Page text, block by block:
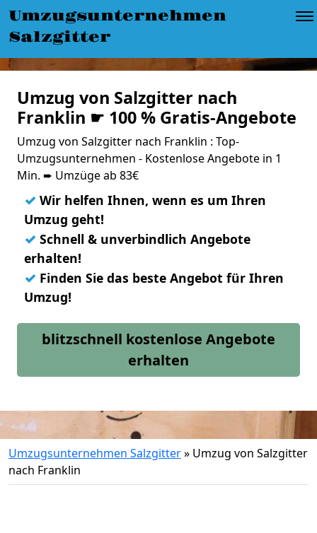
Umzugsunternehmen
Salzgitter
Umzug von Salzgitter nach
Franklin ☛ 100 % Gratis-Angebote
Umzug von Salzgitter nach Franklin : Top-
Umzugsunternehmen - Kostenlose Angebote in 1
Min. ➨ Umzüge ab 83€
✓ Wir helfen Ihnen, wenn es um Ihren
Umzug geht!
✓ Schnell & unverbindlich Angebote
erhalten!
✓ Finden Sie das beste Angebot für Ihren
Umzug!
blitzschnell kostenlose Angebote
erhalten
Umzugsunternehmen Salzgitter» Umzug von Salzgitter
nach Franklin